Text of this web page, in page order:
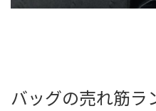
バッグの売れ筋ラ